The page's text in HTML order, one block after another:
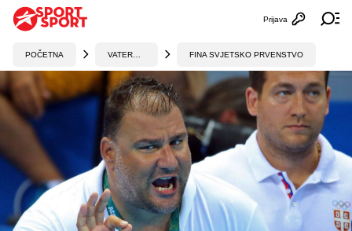
Otvori
Prijava
POČETNA FINA SVJETSKO PRVENSTVO